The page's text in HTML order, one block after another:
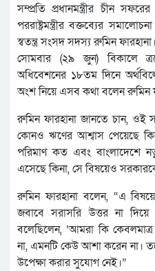
সম্প্রতি প্রধানমন্ত্রীর চীন
পররাষ্ট্রমন্ত্রীর বক্তব্যের
স্বতন্ত্র সংসদ সদস্য রুমিন ফারহানা।
সোমবার (২৯ জুন) বিকালে
অধিবেশনের ১৮তম দিনে
অংশ নিয়ে এসব কথা বলেন রুমিন
রুমিন ফারহানা জানতে চান, ওই
কোনও ঋণের আশ্বাস পেয়েছে
পরিমাণ কত এবং বাংলাদেশে
এসেছে কিনা, সে বিষয়েও
রুমিন ফারহানা বলেন, “এ বিষয়ে
জবাবে সরাসরি উত্তর না দিয়ে
বলেছিলেন, ‘আমরা কি
না, এমনটি কেউ আশা করেন না।
উপেক্ষা করার সুযোগ নেই।”